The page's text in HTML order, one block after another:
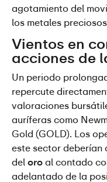
agotamiento del
los metales
Vientos en
acciones de
Un periodo
repercute
valoraciones
auríferas como
Gold (GOLD). Los
este sector deberían
del oro al contado
adelantado de la